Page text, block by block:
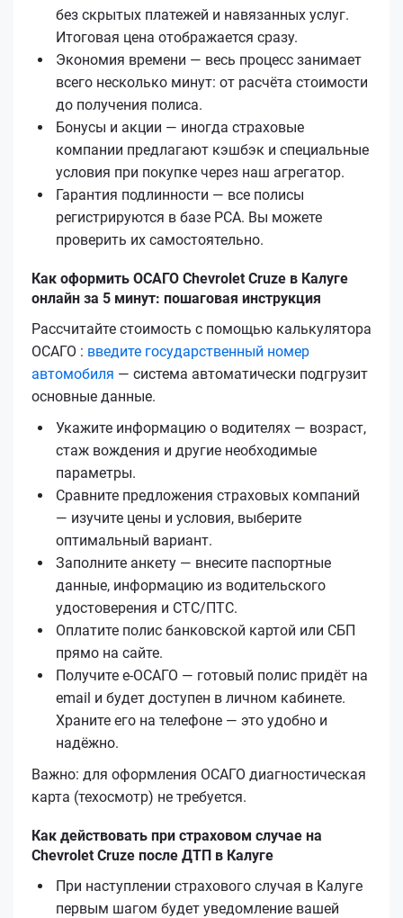
без скрытых платежей и навязанных услуг.
Итоговая цена отображается сразу.
Экономия времени — весь процесс занимает
всего несколько минут: от расчёта стоимости
до получения полиса.
Бонусы и акции — иногда страховые
компании предлагают кэшбэк и специальные
условия при покупке через наш агрегатор.
Гарантия подлинности — все полисы
регистрируются в базе РСА. Вы можете
проверить их самостоятельно.
Как оформить ОСАГО Chevrolet Cruze в Калуге
онлайн за 5 минут: пошаговая инструкция
Рассчитайте стоимость с помощью калькулятора
ОСАГО : введите государственный номер
автомобиля — система автоматически подгрузит
основные данные.
Укажите информацию о водителях — возраст,
стаж вождения и другие необходимые
параметры.
Сравните предложения страховых компаний
— изучите цены и условия, выберите
оптимальный вариант.
Заполните анкету — внесите паспортные
данные, информацию из водительского
удостоверения и СТС/ПТС.
Оплатите полис банковской картой или СБП
прямо на сайте.
Получите е‑ОСАГО — готовый полис придёт на
email и будет доступен в личном кабинете.
Храните его на телефоне — это удобно и
надёжно.
Важно: для оформления ОСАГО диагностическая
карта (техосмотр) не требуется.
Как действовать при страховом случае на
Chevrolet Cruze после ДТП в Калуге
При наступлении страхового случая в Калуге
первым шагом будет уведомление вашей